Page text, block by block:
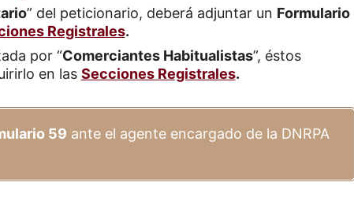
” del peticionario, deberá adjuntar un Formulario
Registrales.
por “Comerciantes Habitualistas”, éstos
en las Secciones Registrales.
59 ante el agente encargado de la DNRPA